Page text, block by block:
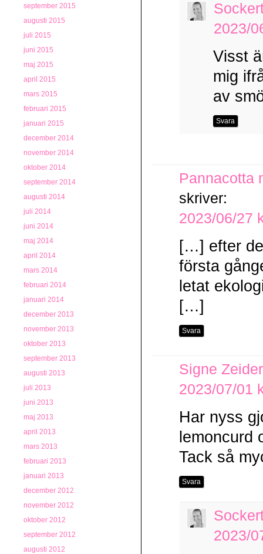
september 2015
augusti 2015
juli 2015
juni 2015
maj 2015
april 2015
mars 2015
februari 2015
januari 2015
december 2014
november 2014
oktober 2014
september 2014
augusti 2014
juli 2014
juni 2014
maj 2014
april 2014
mars 2014
februari 2014
januari 2014
december 2013
november 2013
oktober 2013
september 2013
augusti 2013
juli 2013
juni 2013
maj 2013
april 2013
mars 2013
februari 2013
januari 2013
december 2012
november 2012
oktober 2012
september 2012
augusti 2012
2023/
Visst
mig
av
Svara
Pannacotta
skriver:
2023/06/27
[…] efter
första
letat
[…]
Svara
Signe Zeider
2023/07/01
Har nyss
lemoncurd
Tack så
Svara
2023/